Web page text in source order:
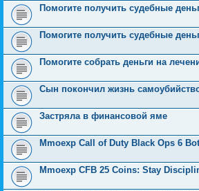
Помогите получить судебные
Помогите получить судебные
Помогите собрать деньги на
Сын покончил жизнь
Застряла в финансовой яме
Mmoexp Call of Duty Black Ops 6
Mmoexp CFB 25 Coins: Stay